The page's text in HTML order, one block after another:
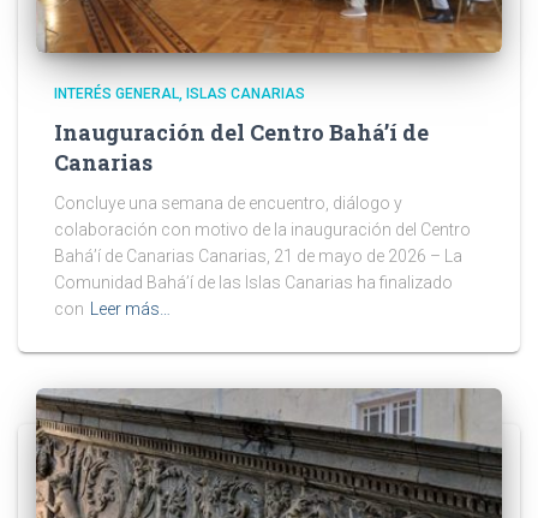
INTERÉS GENERAL ISLAS CANARIAS
Inauguración del Centro Bahá’í de
Canarias
Concluye una semana de encuentro, diálogo y
colaboración con motivo de la inauguración del Centro
Bahá’í de Canarias Canarias, 21 de mayo de 2026 – La
Comunidad Bahá’í de las Islas Canarias ha finalizado
con Leer más…